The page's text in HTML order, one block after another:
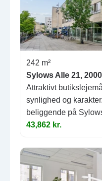
242 m²
Sylows Alle 21,
Attraktivt
synlighed og
beliggende på
43,862 kr.